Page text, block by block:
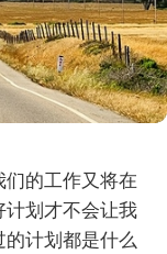
的工作又将在
计划才不会让我
计划都是什么